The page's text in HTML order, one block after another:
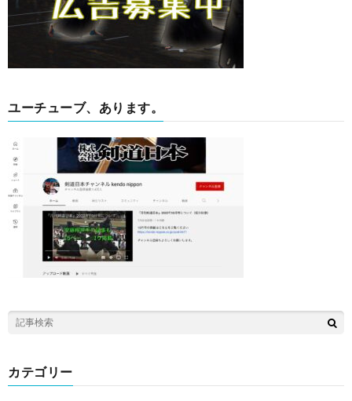
ユーチューブ、あります。
カテゴリー